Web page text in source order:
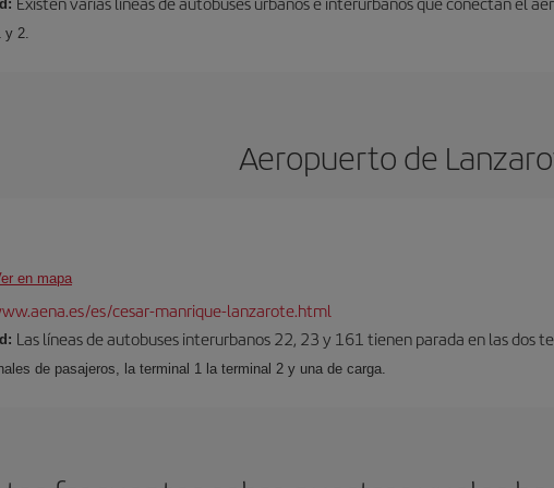
y 2.
Aeropuerto de
en mapa
es/cesar-manrique-lanzarote.html
Las líneas de autobuses interurbanos 22, 23 y 161 tienen parada en las dos
de pasajeros, la terminal 1 la terminal 2 y una de carga.